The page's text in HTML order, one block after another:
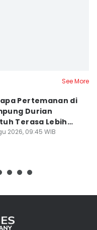
See More
Pertemanan di
Durian
Terasa Lebih
2026, 09:45 WIB